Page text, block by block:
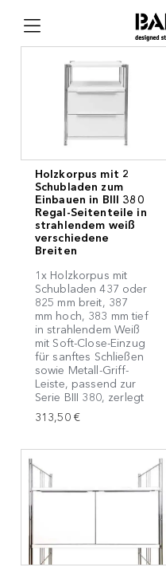
Holzkorpus mit 2
Schubladen zum
Einbauen in BIII 380
Regal-Seitenteile in
strahlendem weiß
verschiedene
Breiten
1x Holzkorpus mit
Schubladen 437 oder
825 mm breit, 387
mm hoch, 383 mm tief
in strahlendem Weiß
mit Soft-Close-Einzug
für sanftes Schließen
sowie Metall-Griff-
Leiste, passend zur
Serie BIII 380, zerlegt
313,50 €